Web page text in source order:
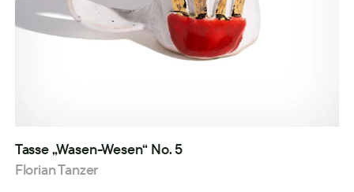
Tasse „Wasen-Wesen“ No. 5
Florian Tanzer